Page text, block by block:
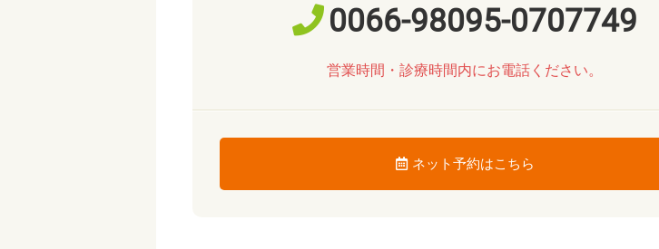
0066-98095-0707749
営業時間・診療時間内にお電話ください。
ネット予約はこちら